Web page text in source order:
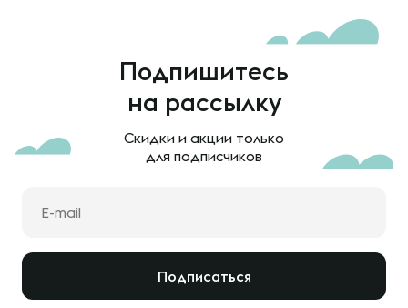
Подпишитесь
на рассылку
Скидки и акции только
для подписчиков
Подписаться